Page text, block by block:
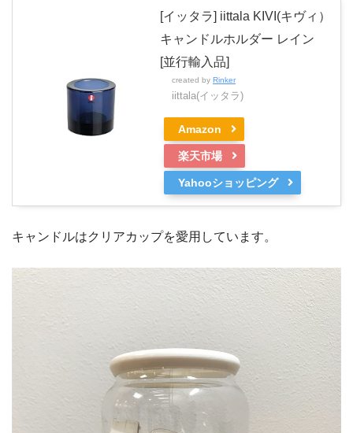
[イッタラ] iittala KIVI(キヴィ）
キャンドルホルダー レイン
[並行輸入品]
created by Rinker
iittala(イッタラ)
Amazon
楽天市場
Yahooショッピング
キャンドルはクリアカップを愛用しています。